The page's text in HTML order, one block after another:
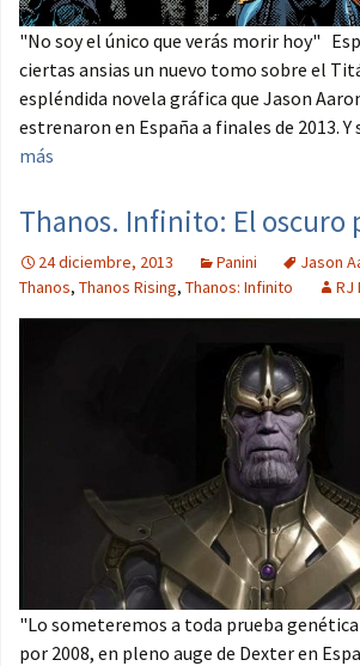
"No soy el único que verás morir hoy"
ciertas ansias un nuevo tomo sobre el
espléndida novela gráfica que Jason
estrenaron en España a finales de 2013. Y
más
Thanos. Infinito: El oscuro
24 diciembre, 2013 Panini Jason
Thanos, Thanos Rising, Thanos: Infinito RJ
"Lo someteremos a toda prueba
por 2008, en pleno auge de Dexter en